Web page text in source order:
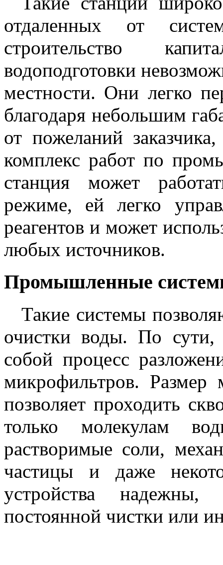
отдаленных от
строительство
водоподготовки
местности. Они легко
благодаря небольшим
от пожеланий
комплекс работ по
станция может
режиме, ей легко
реагентов и может
любых источников.
Промышленные
Такие системы
очистки воды. По сути,
собой процесс
микрофильтров.
позволяет проходить
только молекулам
растворимые соли,
частицы и даже
устройства
постоянной чистки или